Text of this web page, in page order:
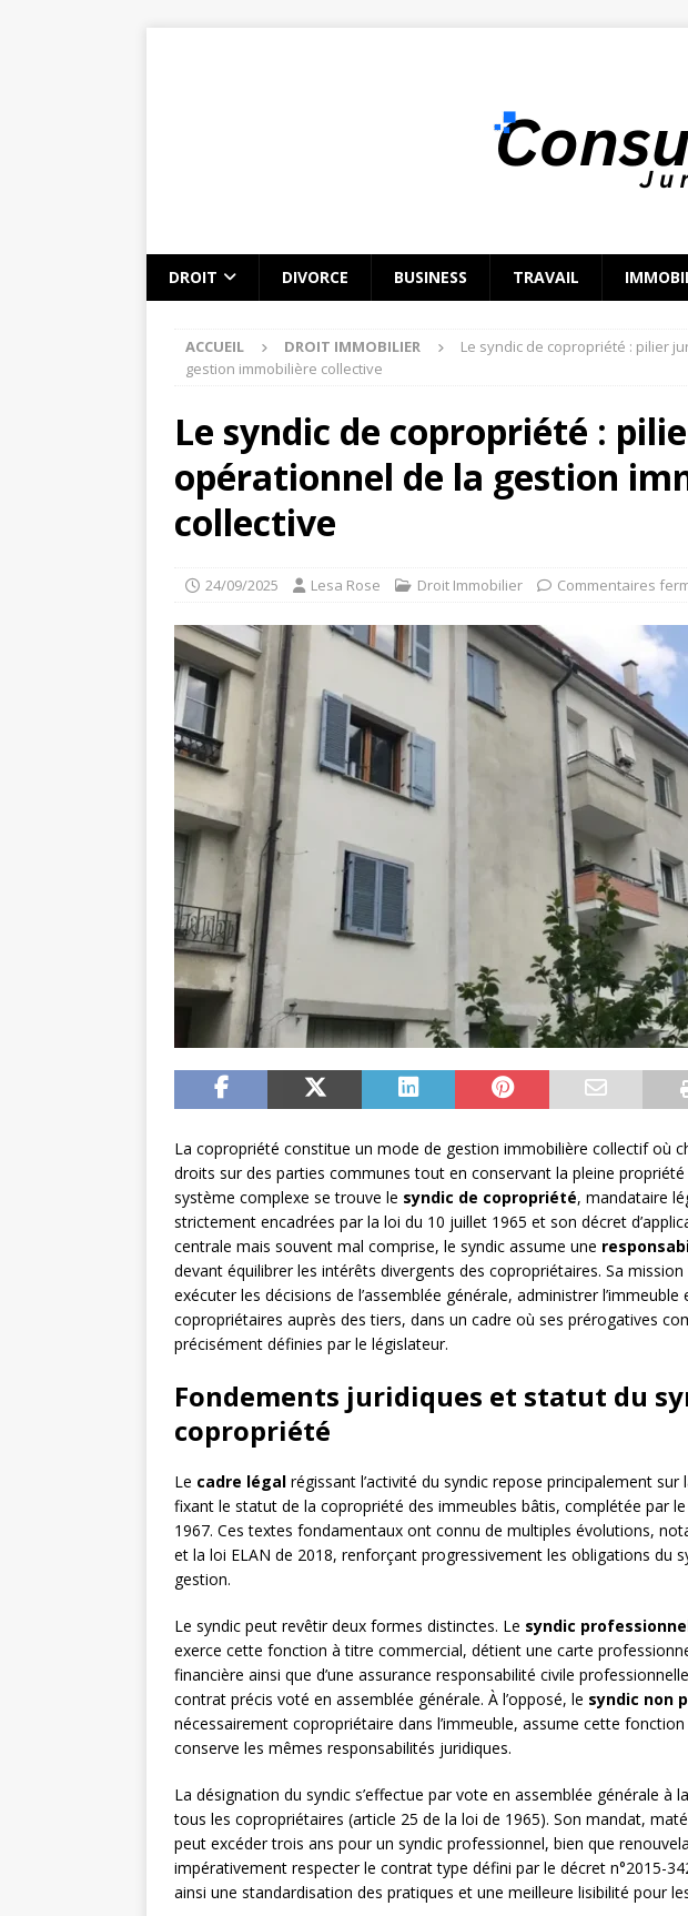
DROIT DIVORCE BUSINESS TRAVAIL
ACCUEIL DROIT IMMOBILIER
Le syndic de copropriété : pilier
gestion immobilière collective
Le syndic de copropriété :
opérationnel de la gestion
collective
24/09/2025 Lesa Rose Droit Immobilier Commentaires
La copropriété constitue un mode de gestion immobilière collectif où
droits sur des parties communes tout en conservant la pleine
système complexe se trouve le syndic de copropriété, mandataire
strictement encadrées par la loi du 10 juillet 1965 et son décret
centrale mais souvent mal comprise, le syndic assume une
devant équilibrer les intérêts divergents des copropriétaires. Sa
exécuter les décisions de l’assemblée générale, administrer
copropriétaires auprès des tiers, dans un cadre où ses prérogatives
précisément définies par le législateur.
Fondements juridiques et statut du
copropriété
Le cadre légal régissant l’activité du syndic repose principalement
fixant le statut de la copropriété des immeubles bâtis, complétée par
1967. Ces textes fondamentaux ont connu de multiples évolutions,
et la loi ELAN de 2018, renforçant progressivement les obligations du
gestion.
Le syndic peut revêtir deux formes distinctes. Le syndic
exerce cette fonction à titre commercial, détient une carte
financière ainsi que d’une assurance responsabilité civile
contrat précis voté en assemblée générale. À l’opposé, le syndic non
nécessairement copropriétaire dans l’immeuble, assume cette
conserve les mêmes responsabilités juridiques.
La désignation du syndic s’effectue par vote en assemblée générale à la
tous les copropriétaires (article 25 de la loi de 1965). Son mandat,
peut excéder trois ans pour un syndic professionnel, bien que
impérativement respecter le contrat type défini par le décret n°2015-
ainsi une standardisation des pratiques et une meilleure lisibilité pour